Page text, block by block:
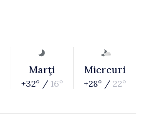
Marţi
+32° / 16°
Miercuri
+28° / 22°